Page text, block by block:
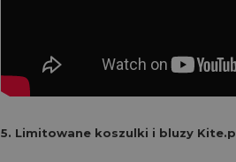
5. Limitowane koszulki i bluzy